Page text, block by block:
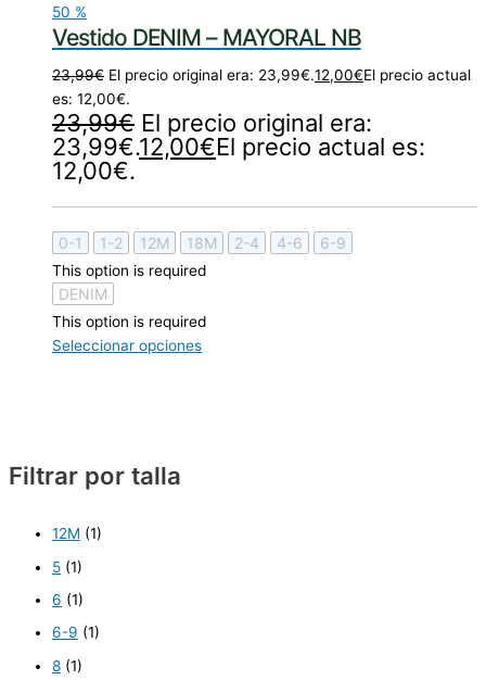
Filtrar por talla
12M (1)
5 (1)
6 (1)
6-9 (1)
8 (1)
50 %
Vestido DENIM – MAYORAL NB
23,99€ El precio original era: 23,99€.12,00€El precio actual
es: 12,00€.
23,99€ El precio original era:
23,99€.12,00€El precio actual es:
12,00€.
0-1 1-2 12M 18M 2-4 4-6 6-9
This option is required
DENIM
This option is required
Seleccionar opciones